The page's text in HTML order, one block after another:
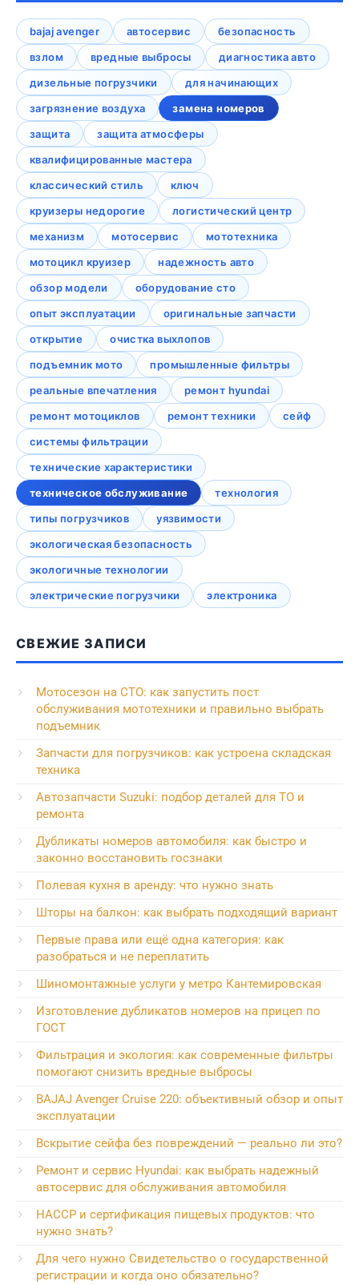
bajaj avenger автосервис
безопасность
взлом
вредные выбросы
диагностика авто
дизельные погрузчики
для начинающих
загрязнение воздуха
замена номеров
защита
защита атмосферы
квалифицированные мастера
классический стиль
ключ
круизеры недорогие
логистический центр
механизм
мотосервис
мототехника
мотоцикл круизер
надежность авто
обзор модели
оборудование сто
опыт эксплуатации
оригинальные запчасти
открытие
очистка выхлопов
подъемник мото
промышленные фильтры
реальные впечатления
ремонт hyundai
ремонт мотоциклов
ремонт техники
сейф
системы фильтрации
технические характеристики
техническое обслуживание
технология
типы погрузчиков
уязвимости
экологическая безопасность
экологичные технологии
электрические погрузчики
электроника
СВЕЖИЕ ЗАПИСИ
Мотосезон на СТО: как запустить пост
обслуживания мототехники и правильно выбрать
подъемник
Запчасти для погрузчиков: как устроена складская
техника
Автозапчасти Suzuki: подбор деталей для ТО и
ремонта
Дубликаты номеров автомобиля: как быстро и
законно восстановить госзнаки
Полевая кухня в аренду: что нужно знать
Шторы на балкон: как выбрать подходящий вариант
Первые права или ещё одна категория: как
разобраться и не переплатить
Шиномонтажные услуги у метро Кантемировская
Изготовление дубликатов номеров на прицеп по
ГОСТ
Фильтрация и экология: как современные фильтры
помогают снизить вредные выбросы
BAJAJ Avenger Cruise 220: объективный обзор и опыт
эксплуатации
Вскрытие сейфа без повреждений — реально ли это?
Ремонт и сервис Hyundai: как выбрать надежный
автосервис для обслуживания автомобиля
HACCP и сертификация пищевых продуктов: что
нужно знать?
Для чего нужно Свидетельство о государственной
регистрации и когда оно обязательно?